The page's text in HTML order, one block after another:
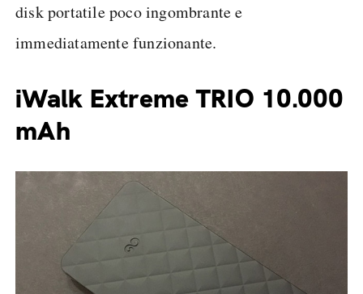
disk portatile poco ingombrante e
immediatamente funzionante.
iWalk Extreme TRIO 10.000
mAh